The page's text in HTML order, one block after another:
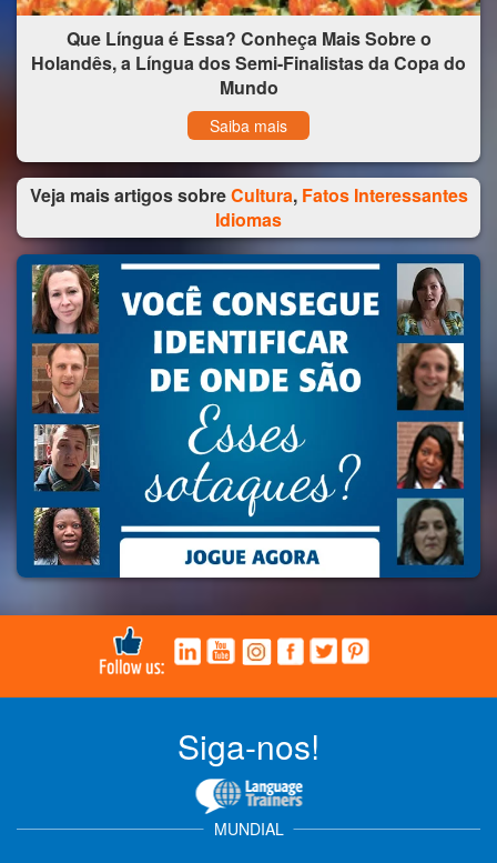
Que Língua é Essa? Conheça Mais Sobre o
Holandês, a Língua dos Semi-Finalistas da Copa do
Mundo
Saiba mais
Veja mais artigos sobreCultura, Fatos Interessantes
Idiomas
Siga-nos!
MUNDIAL